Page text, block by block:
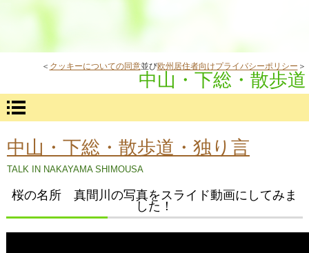
＜ クッキーについての同意並び欧州居住者向けプライバシーポリシー ＞
中山・下総・散歩道
中山・下総・散歩道・独り言
TALK IN NAKAYAMA SHIMOUSA
桜の名所 真間川の写真をスライド動画にしてみま
した！